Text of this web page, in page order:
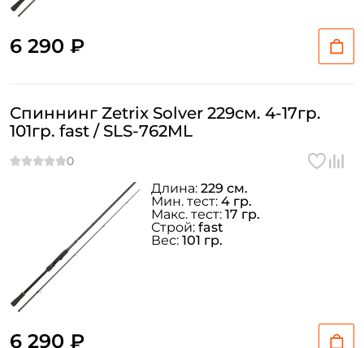
6 290 ₽
Спиннинг Zetrix Solver 229см. 4-17гр.
101гр. fast / SLS-762ML
6 290 ₽
Длина: 229 см.
Мин. тест: 4 гр.
Макс. тест: 17 гр.
Строй: fast
Вес: 101 гр.